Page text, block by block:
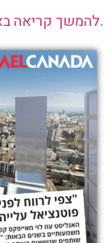
.להמשך קריאה